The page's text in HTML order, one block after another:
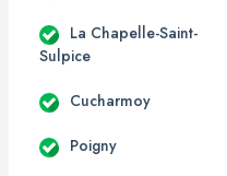
La Chapelle-Saint-
Sulpice
Cucharmoy
Poigny